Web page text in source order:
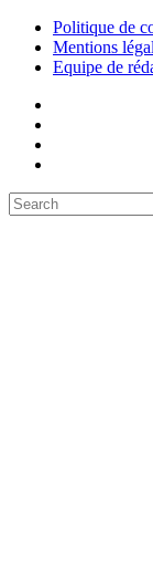
Politique de
Mentions
Equipe de